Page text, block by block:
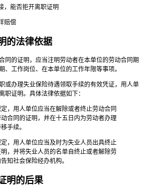
，能否拒开离职证明
赔偿
的法律依据
同的证明，应当注明劳动者在本单位的劳动合同期
、工作岗位、在本单位的工作年限等事项。
或办理失业保险待遇领取手续的有效凭证，用人单
职证明。具体法律依据如下：
，用人单位应当在解除或者终止劳动合同
合同的证明，并在十五日内为劳动者办理
手续。
，用人单位应当及时为失业人员出具终止
，并将失业人员的名单自终止或者解除劳
知社会保险经办机构。
明的后果